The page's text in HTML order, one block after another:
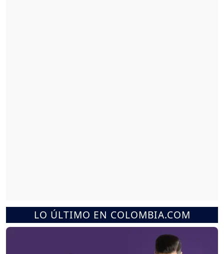
LO ÚLTIMO EN COLOMBIA.COM